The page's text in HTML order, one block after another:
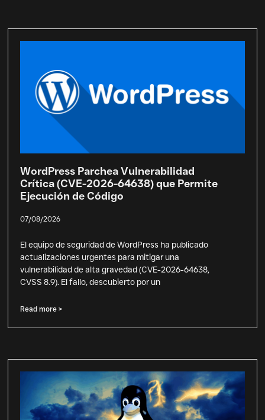
WordPress Parchea Vulnerabilidad
Crítica (CVE-2026-64638) que Permite
Ejecución de Código
07/08/2026
El equipo de seguridad de WordPress ha publicado
actualizaciones urgentes para mitigar una
vulnerabilidad de alta gravedad (CVE-2026-64638,
CVSS 8.9). El fallo, descubierto por un
Read more >